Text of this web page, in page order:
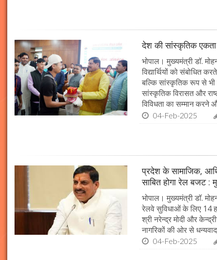
देश की सांस्कृतिक
भोपाल। मुख्यमंत्री डॉ.
विद्यार्थियों को संबोधित
बल्कि सांस्कृतिक रूप से भी
सांस्कृतिक विरासत और
विविधता का सम्मान
04-Feb-2025
प्रदेश के सामाजिक,
साबित होगा रेल बजट :
भोपाल। मुख्यमंत्री डॉ.
रेलवे सुविधाओं के लिए 14
श्री नरेन्द्र मोदी और
नागरिकों की ओर से
04-Feb-2025